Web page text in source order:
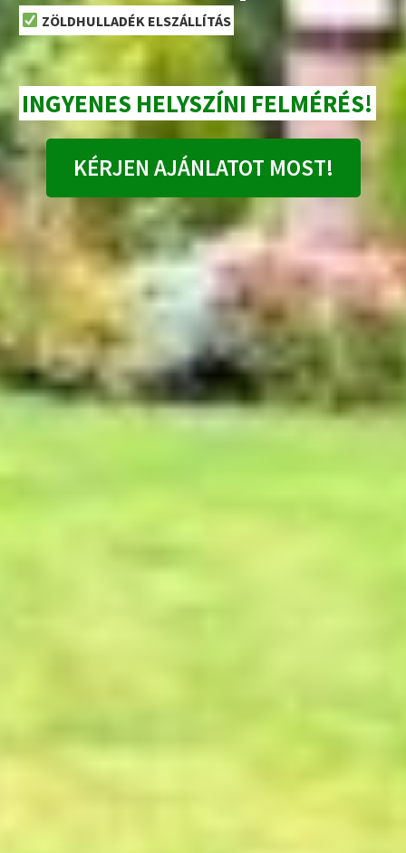
ZÖLDHULLADÉK ELSZÁLLÍTÁS
INGYENES HELYSZÍNI FELMÉRÉS!
KÉRJEN AJÁNLATOT MOST!